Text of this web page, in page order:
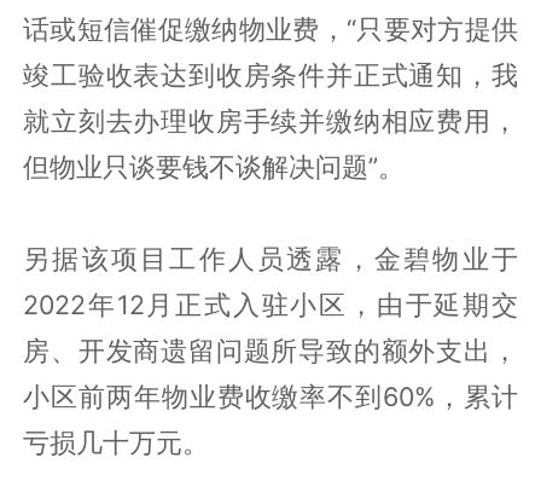
话或短信催促缴纳物业费，“只要对方提供
竣工验收表达到收房条件并正式通知，我
就立刻去办理收房手续并缴纳相应费用，
但物业只谈要钱不谈解决问题”。
另据该项目工作人员透露，金碧物业于
2022年12月正式入驻小区，由于延期交
房、开发商遗留问题所导致的额外支出，
小区前两年物业费收缴率不到60%，累计
亏损几十万元。